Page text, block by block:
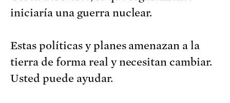
iniciaría una guerra nuclear.
Estas políticas y planes amenazan a la
tierra de forma real y necesitan cambiar.
Usted puede ayudar.